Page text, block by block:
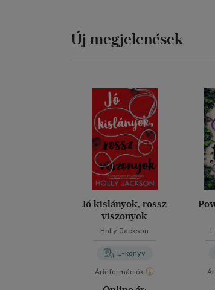
Új megjelenések
Jó kislányok, rossz
viszonyok
Holly Jackson
E-könyv
Árinformációk